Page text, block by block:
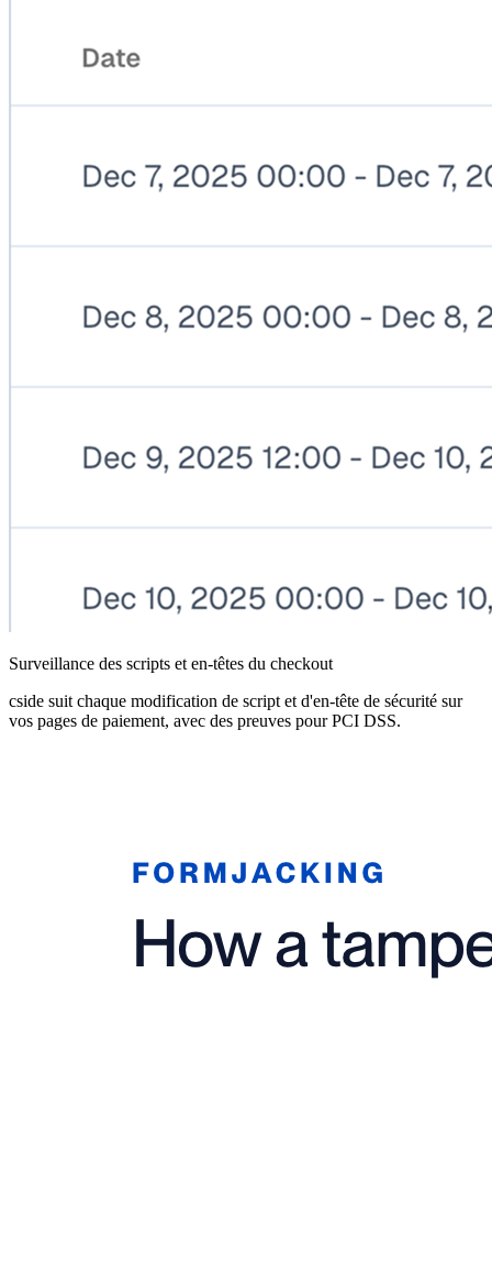
Surveillance des scripts et en-têtes du checkout
cside suit chaque modification de script et d'en-tête de sécurité sur
vos pages de paiement, avec des preuves pour PCI DSS.